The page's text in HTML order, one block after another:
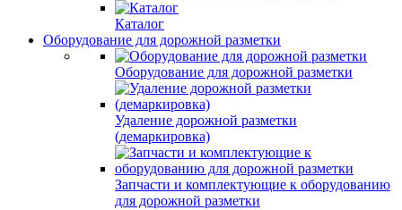
Каталог
Оборудование для дорожной разметки
Оборудование для дорожной разметки
Удаление дорожной разметки
(демаркировка)
Запчасти и комплектующие к оборудованию
для дорожной разметки